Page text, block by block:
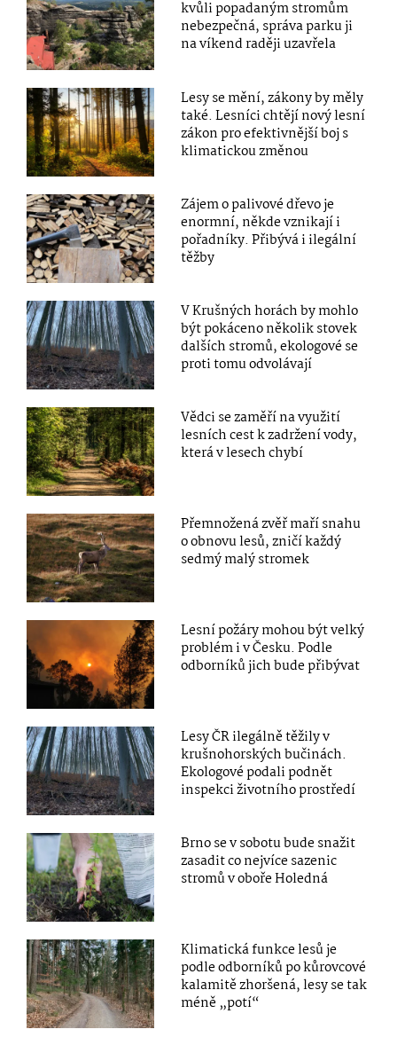
kvůli popadaným stromům
nebezpečná, správa parku ji
na víkend raději uzavřela
Lesy se mění, zákony by měly
také. Lesníci chtějí nový lesní
zákon pro efektivnější boj s
klimatickou změnou
Zájem o palivové dřevo je
enormní, někde vznikají i
pořadníky. Přibývá i ilegální
těžby
V Krušných horách by mohlo
být pokáceno několik stovek
dalších stromů, ekologové se
proti tomu odvolávají
Vědci se zaměří na využití
lesních cest k zadržení vody,
která v lesech chybí
Přemnožená zvěř maří snahu
o obnovu lesů, zničí každý
sedmý malý stromek
Lesní požáry mohou být velký
problém i v Česku. Podle
odborníků jich bude přibývat
Lesy ČR ilegálně těžily v
krušnohorských bučinách.
Ekologové podali podnět
inspekci životního prostředí
Brno se v sobotu bude snažit
zasadit co nejvíce sazenic
stromů v oboře Holedná
Klimatická funkce lesů je
podle odborníků po kůrovcové
kalamitě zhoršená, lesy se tak
méně „potí“